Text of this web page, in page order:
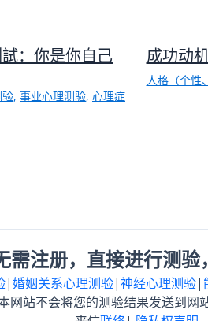
：你是你自己
验, 事业心理测验, 心理症
成功动
人格（个性
需注册，直接进行测
|婚姻关系心理测验|神经心理测验|
网站不会将您的测验结果发送到